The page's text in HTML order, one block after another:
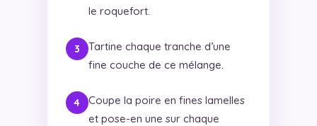
le roquefort.
Tartine chaque tranche d’une
fine couche de ce mélange.
Coupe la poire en fines lamelles
et pose-en une sur chaque